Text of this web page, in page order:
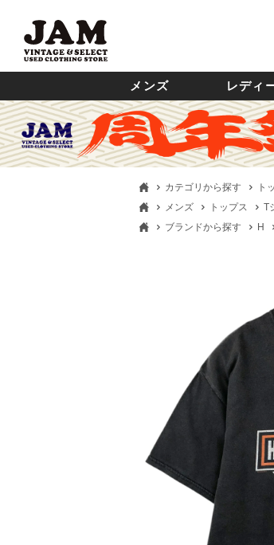
メンズ レディ
カテゴリから探す ト
メンズ
トップス T
ブランドから探す
H